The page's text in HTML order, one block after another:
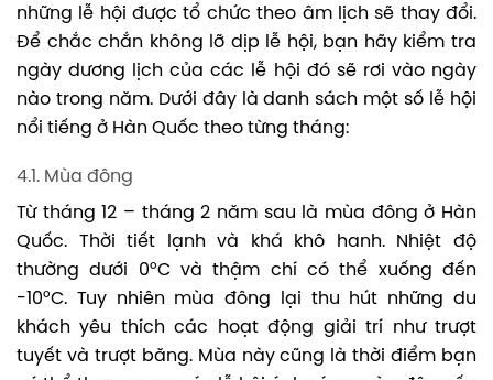
những lễ hội được tổ chức theo âm lịch sẽ thay đổi.
Để chắc chắn không lỡ dịp lễ hội, bạn hãy kiểm tra
ngày dương lịch của các lễ hội đó sẽ rơi vào ngày
nào trong năm. Dưới đây là danh sách một số lễ hội
nổi tiếng ở Hàn Quốc theo từng tháng:
4.1. Mùa đông
Từ tháng 12 – tháng 2 năm sau là mùa đông ở Hàn
Quốc. Thời tiết lạnh và khá khô hanh. Nhiệt độ
thường dưới 0°C và thậm chí có thể xuống đến
-10°C. Tuy nhiên mùa đông lại thu hút những du
khách yêu thích các hoạt động giải trí như trượt
tuyết và trượt băng. Mùa này cũng là thời điểm bạn